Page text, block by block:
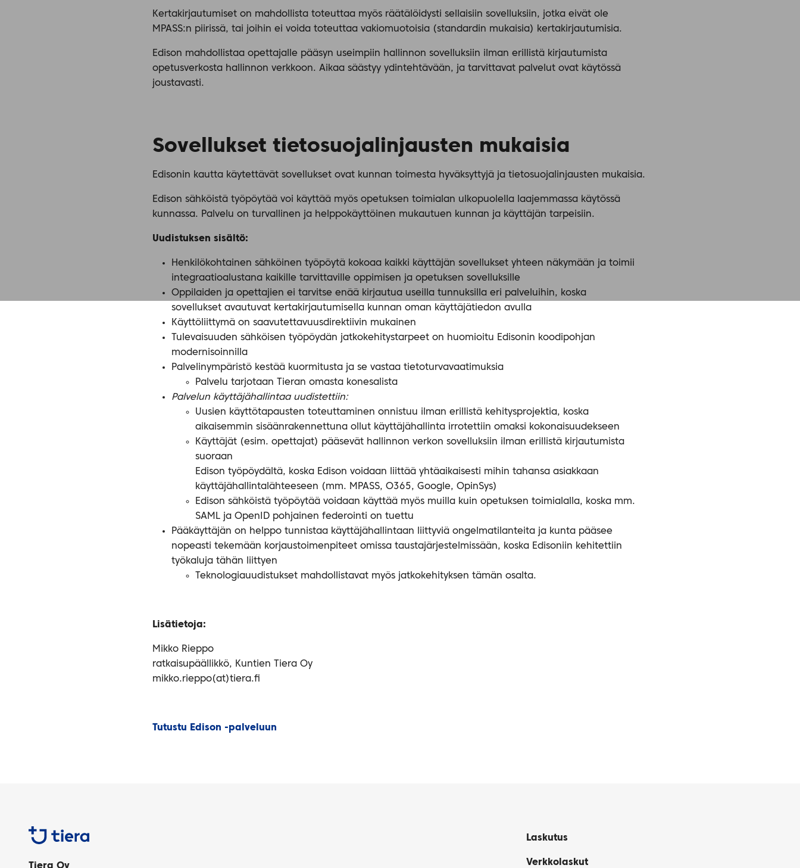
Kertakirjautumiset on mahdollista toteuttaa myös räätälöidysti sellaisiin sovelluksiin, jotka eivät ole
MPASS:n piirissä, tai joihin ei voida toteuttaa vakiomuotoisia (standardin mukaisia) kertakirjautumisia.
Edison mahdollistaa opettajalle pääsyn useimpiin hallinnon sovelluksiin ilman erillistä kirjautumista
opetusverkosta hallinnon verkkoon. Aikaa säästyy ydintehtävään, ja tarvittavat palvelut ovat käytössä
joustavasti.
Sovellukset tietosuojalinjausten mukaisia
Edisonin kautta käytettävät sovellukset ovat kunnan toimesta hyväksyttyjä ja tietosuojalinjausten mukaisia.
Edison sähköistä työpöytää voi käyttää myös opetuksen toimialan ulkopuolella laajemmassa käytössä
kunnassa. Palvelu on turvallinen ja helppokäyttöinen mukautuen kunnan ja käyttäjän tarpeisiin.
Uudistuksen sisältö:
Henkilökohtainen sähköinen työpöytä kokoaa kaikki käyttäjän sovellukset yhteen näkymään ja toimii
integraatioalustana kaikille tarvittaville oppimisen ja opetuksen sovelluksille
Oppilaiden ja opettajien ei tarvitse enää kirjautua useilla tunnuksilla eri palveluihin, koska
sovellukset avautuvat kertakirjautumisella kunnan oman käyttäjätiedon avulla
Käyttöliittymä on saavutettavuusdirektiivin mukainen
Tulevaisuuden sähköisen työpöydän jatkokehitystarpeet on huomioitu Edisonin koodipohjan
modernisoinnilla
Palvelinympäristö kestää kuormitusta ja se vastaa tietoturvavaatimuksia
Palvelu tarjotaan Tieran omasta konesalista
Palvelun käyttäjähallintaa uudistettiin:
Uusien käyttötapausten toteuttaminen onnistuu ilman erillistä kehitysprojektia, koska
aikaisemmin sisäänrakennettuna ollut käyttäjähallinta irrotettiin omaksi kokonaisuudekseen
Käyttäjät (esim. opettajat) pääsevät hallinnon verkon sovelluksiin ilman erillistä kirjautumista
suoraan
Edison työpöydältä, koska Edison voidaan liittää yhtäaikaisesti mihin tahansa asiakkaan
käyttäjähallintalähteeseen (mm. MPASS, O365, Google, OpinSys)
Edison sähköistä työpöytää voidaan käyttää myös muilla kuin opetuksen toimialalla, koska mm.
SAML ja OpenID pohjainen federointi on tuettu
Pääkäyttäjän on helppo tunnistaa käyttäjähallintaan liittyviä ongelmatilanteita ja kunta pääsee
nopeasti tekemään korjaustoimenpiteet omissa taustajärjestelmissään, koska Edisoniin kehitettiin
työkaluja tähän liittyen
Teknologiauudistukset mahdollistavat myös jatkokehityksen tämän osalta.
Lisätietoja:
Mikko Rieppo
ratkaisupäällikkö, Kuntien Tiera Oy
mikko.rieppo(at)tiera.fi
Tutustu Edison -palveluun
Tiera
Laskutus
Verkkolaskut